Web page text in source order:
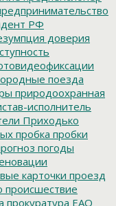
РФ
доверия
поезда
природоохранная
исполнитель
Приходько
пробка пробки
погоды
карточки проезд
происшествие
прокуратура ЕАО